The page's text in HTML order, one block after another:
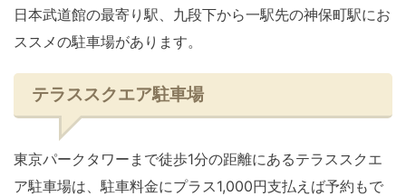
日本武道館の最寄り駅、九段下から一駅先の神保町駅にお
ススメの駐車場があります。
テラススクエア駐車場
東京パークタワーまで徒歩1分の距離にあるテラススクエ
ア駐車場は、駐車料金にプラス1,000円支払えば予約もで